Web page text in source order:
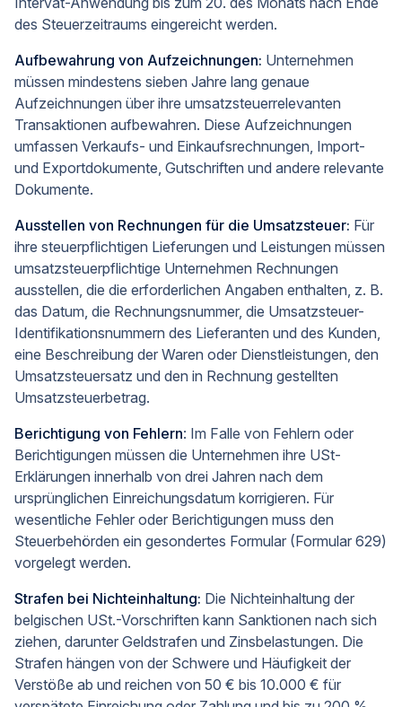
des Steuerzeitraums eingereicht werden.
Aufbewahrung von Aufzeichnungen: Unternehmen
müssen mindestens sieben Jahre lang genaue
Aufzeichnungen über ihre umsatzsteuerrelevanten
Transaktionen aufbewahren. Diese Aufzeichnungen
umfassen Verkaufs- und Einkaufsrechnungen, Import-
und Exportdokumente, Gutschriften und andere relevante
Dokumente.
Ausstellen von Rechnungen für die Umsatzsteuer: Für
ihre steuerpflichtigen Lieferungen und Leistungen müssen
umsatzsteuerpflichtige Unternehmen Rechnungen
ausstellen, die die erforderlichen Angaben enthalten, z. B.
das Datum, die Rechnungsnummer, die Umsatzsteuer-
Identifikationsnummern des Lieferanten und des Kunden,
eine Beschreibung der Waren oder Dienstleistungen, den
Umsatzsteuersatz und den in Rechnung gestellten
Umsatzsteuerbetrag.
Berichtigung von Fehlern: Im Falle von Fehlern oder
Berichtigungen müssen die Unternehmen ihre USt-
Erklärungen innerhalb von drei Jahren nach dem
ursprünglichen Einreichungsdatum korrigieren. Für
wesentliche Fehler oder Berichtigungen muss den
Steuerbehörden ein gesondertes Formular (Formular 629)
vorgelegt werden.
Strafen bei Nichteinhaltung: Die Nichteinhaltung der
belgischen USt.-Vorschriften kann Sanktionen nach sich
ziehen, darunter Geldstrafen und Zinsbelastungen. Die
Strafen hängen von der Schwere und Häufigkeit der
Verstöße ab und reichen von 50 € bis 10.000 € für